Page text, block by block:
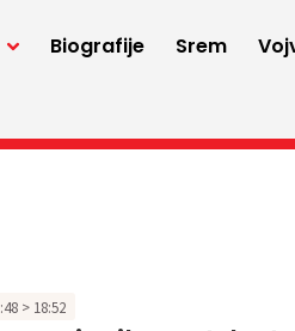
Biografije Srem
> 18:52